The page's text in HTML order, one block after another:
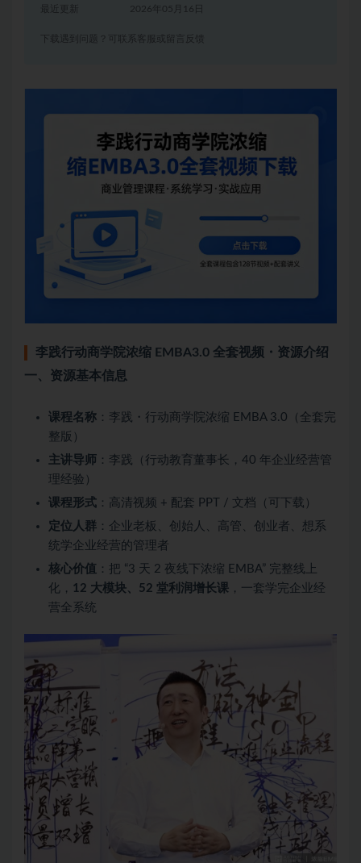
2026年05月16日
下载遇到问题？可联系客服或留言反馈
李践行动商学院浓缩 EMBA3.0 全套视频・资源介绍
一、资源基本信息
课程名称 ：李践・行动商学院浓缩 EMBA 3.0（全套完
整版）
主讲导师 ：李践（行动教育董事长，40 年企业经营管
理经验）
课程形式 ：高清视频 + 配套 PPT / 文档（可下载）
定位人群 ：企业老板、创始人、高管、创业者、想系
统学企业经营的管理者
核心价值 ：把 “3 天 2 夜线下浓缩 EMBA” 完整线上
化， 12 大模块、52 堂利润增长课 ，一套学完企业经
营全系统